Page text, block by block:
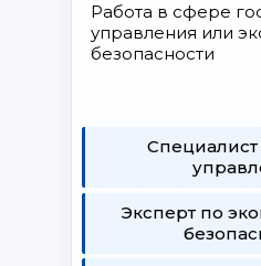
Работа в сфере
управления или
безопасности
Специалист
Эксперт по